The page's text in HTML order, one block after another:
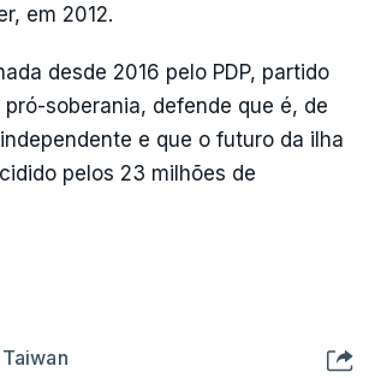
em 2012.
desde 2016 pelo PDP, partido
soberania, defende que é, de
e que o futuro da ilha
pelos 23 milhões de
Taiwan